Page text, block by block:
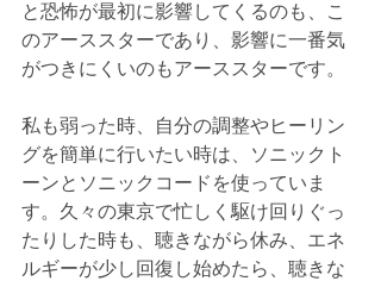
と恐怖が最初に影響してくるのも、こ
のアーススターであり、影響に一番気
がつきにくいのもアーススターです。
私も弱った時、自分の調整やヒーリン
グを簡単に行いたい時は、ソニックト
ーンとソニックコードを使っていま
す。久々の東京で忙しく駆け回りぐっ
たりした時も、聴きながら休み、エネ
ルギーが少し回復し始めたら、聴きな